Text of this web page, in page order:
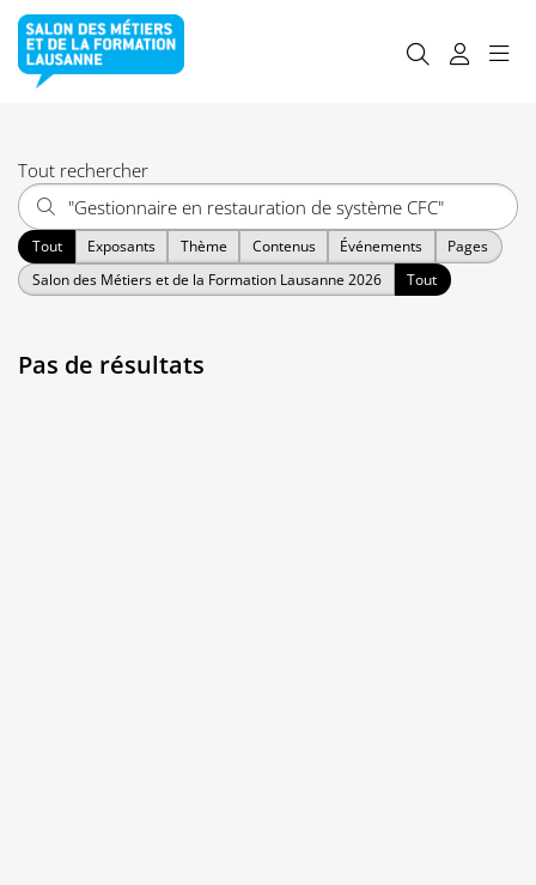
Tout rechercher
Tout Exposants Thème Contenus Événements
Pages
Salon des Métiers et de la Formation Lausanne 2026
Tout
Pas de résultats